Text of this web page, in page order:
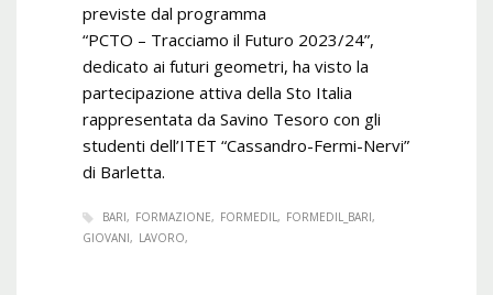
previste dal programma
“PCTO – Tracciamo il Futuro 2023/24”,
dedicato ai futuri geometri, ha visto la
partecipazione attiva della Sto Italia
rappresentata da Savino Tesoro con gli
studenti dell’ITET “Cassandro-Fermi-Nervi”
di Barletta.
BARI FORMAZIONE FORMEDIL
FORMEDIL_BARI
GIOVANI
LAVORO